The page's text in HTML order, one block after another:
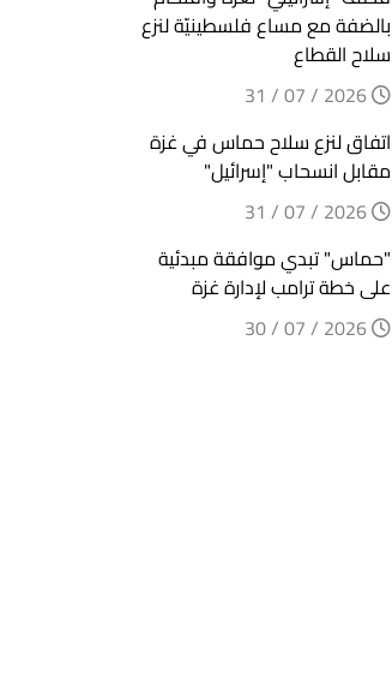
بالضفة مع مساع فلسطينيّة لنزع
سلاح القطاع
اتفاق لنزع سلاح حماس في غزة
مقابل انسحاب "إسرائيل"
"حماس" تبدي موافقة مبدئية
على خطة ترامب لإدارة غزة